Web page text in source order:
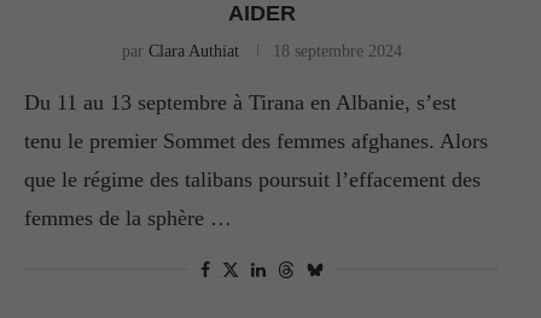
AIDER
par Clara Authiat 18 septembre 2024
Du 11 au 13 septembre à Tirana en Albanie, s’est
tenu le premier Sommet des femmes afghanes. Alors
que le régime des talibans poursuit l’effacement des
femmes de la sphère …